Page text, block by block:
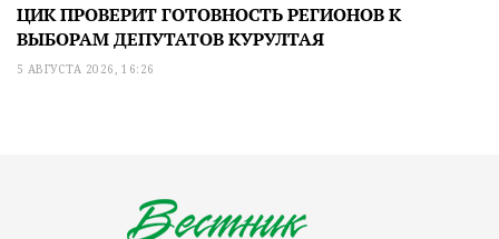
ЦИК ПРОВЕРИТ ГОТОВНОСТЬ РЕГИОНОВ К
ВЫБОРАМ ДЕПУТАТОВ КУРУЛТАЯ
5 АВГУСТА 2026, 16:26